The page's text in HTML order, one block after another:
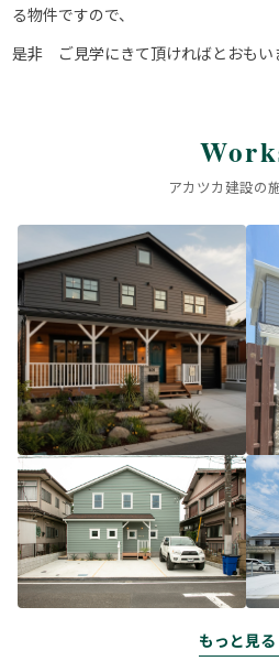
る物件ですので、
是非 ご見学にきて頂ければとおもい
アカツカ建設の
もっと見る